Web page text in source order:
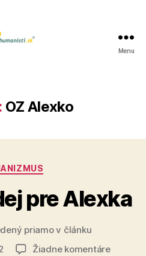
Menu
OZ Alexko
Kategórie
pre Alexka
priamo v článku
Žiadne komentárena